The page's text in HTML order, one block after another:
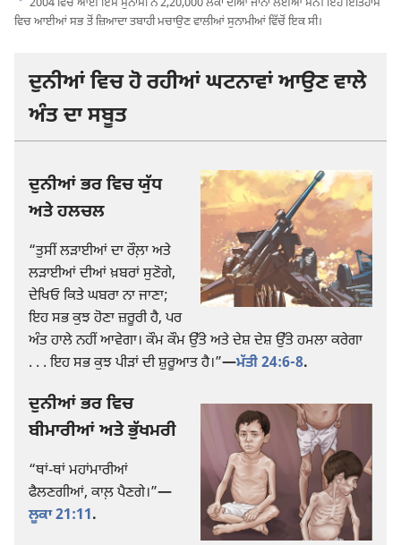
a 2004 ਵਿਚ ਆਈ ਇਸ ਸੁਨਾਮੀ ਨੇ 2,20,000 ਲੋਕਾਂ ਦੀਆਂ ਜਾਨਾਂ ਲਈਆਂ ਸਨ। ਇਹ ਇਤਿਹਾਸ
ਵਿਚ ਆਈਆਂ ਸਭ ਤੋਂ ਜ਼ਿਆਦਾ ਤਬਾਹੀ ਮਚਾਉਣ ਵਾਲੀਆਂ ਸੁਨਾਮੀਆਂ ਵਿੱਚੋਂ ਇਕ ਸੀ।
ਦੁਨੀਆਂ ਵਿਚ ਹੋ ਰਹੀਆਂ ਘਟਨਾਵਾਂ ਆਉਣ ਵਾਲੇ
ਅੰਤ ਦਾ ਸਬੂਤ
ਦੁਨੀਆਂ ਭਰ ਵਿਚ ਯੁੱਧ
ਅਤੇ ਹਲਚਲ
“ਤੁਸੀਂ ਲੜਾਈਆਂ ਦਾ ਰੌਲ਼ਾ ਅਤੇ
ਲੜਾਈਆਂ ਦੀਆਂ ਖ਼ਬਰਾਂ ਸੁਣੋਗੇ,
ਦੇਖਿਓ ਕਿਤੇ ਘਬਰਾ ਨਾ ਜਾਣਾ;
ਇਹ ਸਭ ਕੁਝ ਹੋਣਾ ਜ਼ਰੂਰੀ ਹੈ, ਪਰ
ਅੰਤ ਹਾਲੇ ਨਹੀਂ ਆਵੇਗਾ। ਕੌਮ ਕੌਮ ਉੱਤੇ ਅਤੇ ਦੇਸ਼ ਦੇਸ਼ ਉੱਤੇ ਹਮਲਾ ਕਰੇਗਾ
. . . ਇਹ ਸਭ ਕੁਝ ਪੀੜਾਂ ਦੀ ਸ਼ੁਰੂਆਤ ਹੈ।”​—ਮੱਤੀ 24:6-8.
ਦੁਨੀਆਂ ਭਰ ਵਿਚ
ਬੀਮਾਰੀਆਂ ਅਤੇ ਭੁੱਖਮਰੀ
“ਥਾਂ-ਥਾਂ ਮਹਾਂਮਾਰੀਆਂ
ਫੈਲਣਗੀਆਂ, ਕਾਲ਼ ਪੈਣਗੇ।”​—
ਲੂਕਾ 21:11.